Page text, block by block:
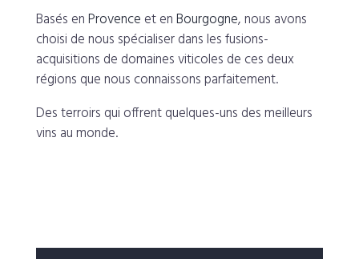
Basés enProvenceet enBourgogne, nous avons
choisi de nous spécialiser dans les fusions-
acquisitions de domaines viticoles de ces deux
régions que nous connaissons parfaitement.
Des terroirs qui offrent quelques-uns des meilleurs
vins au monde.